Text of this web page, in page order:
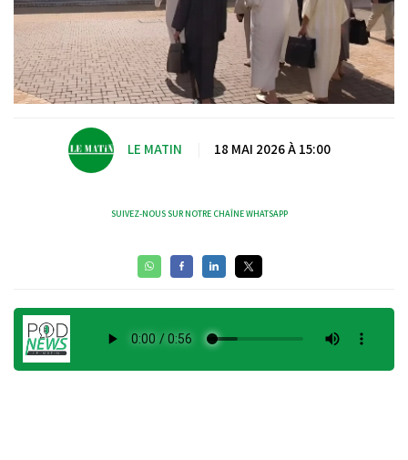
LE MATIN 18 MAI 2026 À 15:00
SUIVEZ-NOUS SUR NOTRE CHAÎNE WHATSAPP